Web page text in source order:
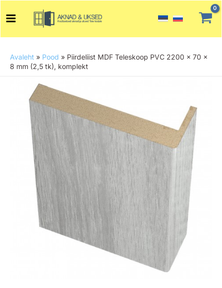
Menu
Avaleht » Pood » Piirdeliist MDF Teleskoop PVC 2200 x 70 x
8 mm (2,5 tk), komplekt
Teleskoop
komplekt